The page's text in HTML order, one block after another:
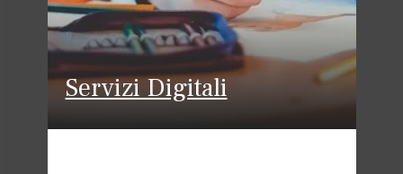
Servizi Digitali